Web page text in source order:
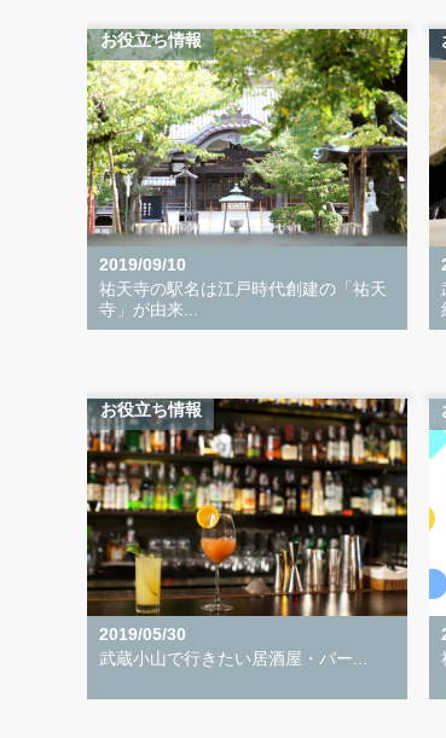
お役立ち情報
2019/09/10
祐天寺の駅名は江戸時代創建の「祐天
寺」が由来...
お役立ち情報
2019/05/30
武蔵小山で行きたい居酒屋・バー...